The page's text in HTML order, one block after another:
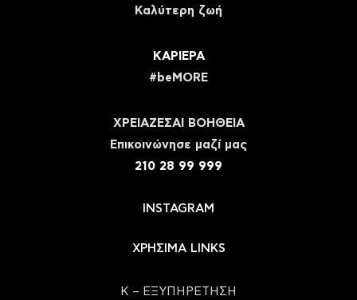
Καλύτερη ζωή
ΚΑΡΙΕΡΑ
#beMORE
ΧΡΕΙΑΖΕΣΑΙ ΒΟΗΘΕΙΑ
Eπικοινώνησε μαζί μας
210 28 99 999
INSTAGRAM
ΧΡΗΣΙΜΑ LINKS
Κ – ΕΞΥΠΗΡΕΤΗΣΗ